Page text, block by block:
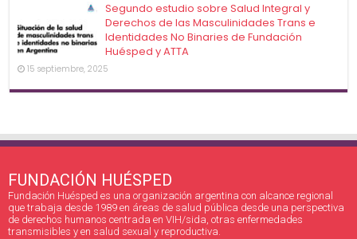
Segundo estudio sobre Salud Integral y
Derechos de las Masculinidades Trans e
Identidades No Binaries de Fundación
Huésped y ATTA
15 septiembre, 2025
FUNDACIÓN HUÉSPED
Fundación Huésped es una organización argentina con alcance regional
que trabaja desde 1989 en áreas de salud pública desde una perspectiva
de derechos humanos centrada en VIH/sida, otras enfermedades
transmisibles y en salud sexual y reproductiva.